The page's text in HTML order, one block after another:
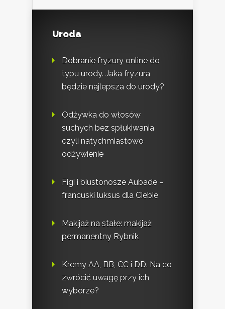
Uroda
Dobranie fryzury online do
typu urody. Jaka fryzura
będzie najlepsza do urody?
Odżywka do włosów
suchych bez spłukiwania
czyli natychmiastowo
odżywienie
Figi i biustonosze Aubade –
francuski luksus dla Ciebie
Makijaż na stałe: makijaż
permanentny Rybnik
Kremy AA, BB, CC i DD. Na co
zwrócić uwagę przy ich
wyborze?